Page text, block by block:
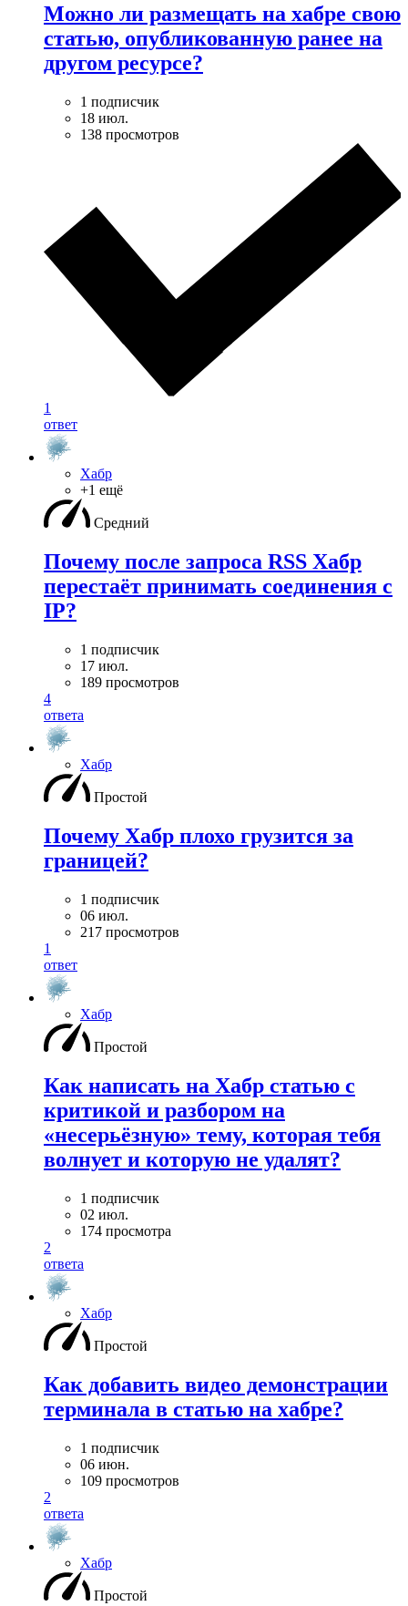
Можно ли размещать на хабре свою
статью, опубликованную ранее на
другом ресурсе?
1 подписчик
18 июл.
138 просмотров
1
ответ
Хабр
+1 ещё
Средний
Почему после запроса RSS Хабр
перестаёт принимать соединения с
IP?
1 подписчик
17 июл.
189 просмотров
4
ответа
Хабр
Простой
Почему Хабр плохо грузится за
границей?
1 подписчик
06 июл.
217 просмотров
1
ответ
Хабр
Простой
Как написать на Хабр статью с
критикой и разбором на
«несерьёзную» тему, которая тебя
волнует и которую не удалят?
1 подписчик
02 июл.
174 просмотра
2
ответа
Хабр
Простой
Как добавить видео демонстрации
терминала в статью на хабре?
1 подписчик
06 июн.
109 просмотров
2
ответа
Хабр
Простой